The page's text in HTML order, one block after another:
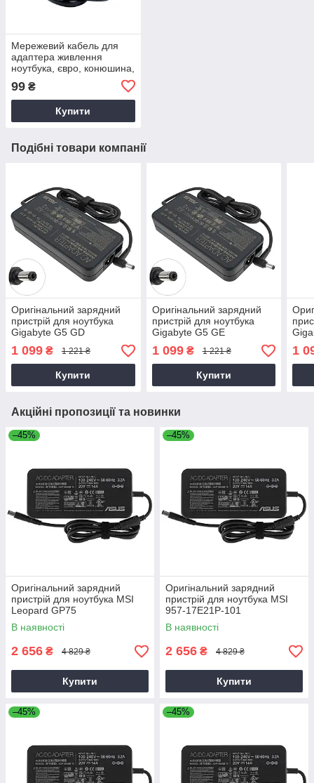
Мережевий кабель для
адаптера живлення
ноутбука, євро, конюшина,
99 ₴
Купити
Подібні товари компанії
Оригінальний зарядний
пристрій для ноутбука
Gigabyte G5 GD
1 099 ₴ 1 221 ₴
Купити
Оригінальний зарядний
пристрій для ноутбука
Gigabyte G5 GE
1 099₴ 1 221 ₴
Купити
1
Акційні пропозиції та новинки
–45%
Оригінальний зарядний
пристрій для ноутбука MSI
Leopard GP75
В наявності
2 656 ₴ 4 829 ₴
Купити
–45%
Оригінальний зарядний
пристрій для ноутбука MSI
957-17E21P-101
В наявності
2 656 ₴ 4 829 ₴
Купити
–45% –45%